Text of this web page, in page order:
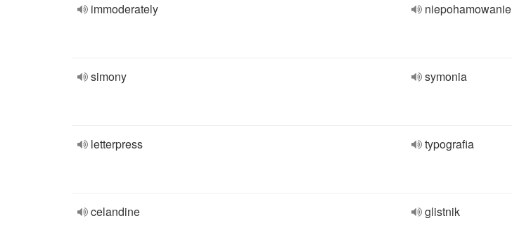
immoderately niepohamowanie
simony symonia
letterpress typografia
celandine glistnik